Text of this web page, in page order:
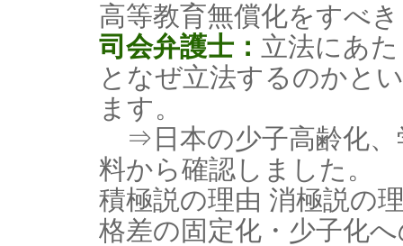
高等教育無償化をすべ
司会弁護士： 立法にあ
となぜ立法するのかと
ます。
⇒日本の少子高齢化、
料から確認しました。
積極説の理由 消極説の
格差の固定化・少子化